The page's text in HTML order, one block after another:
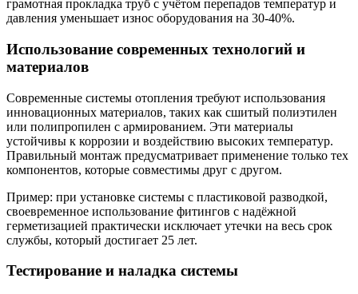
грамотная прокладка труб с учётом перепадов температур и
давления уменьшает износ оборудования на 30-40%.
Использование современных технологий и
материалов
Современные системы отопления требуют использования
инновационных материалов, таких как сшитый полиэтилен
или полипропилен с армированием. Эти материалы
устойчивы к коррозии и воздействию высоких температур.
Правильный монтаж предусматривает применение только тех
компонентов, которые совместимы друг с другом.
Пример: при установке системы с пластиковой разводкой,
своевременное использование фитингов с надёжной
герметизацией практически исключает утечки на весь срок
службы, который достигает 25 лет.
Тестирование и наладка системы